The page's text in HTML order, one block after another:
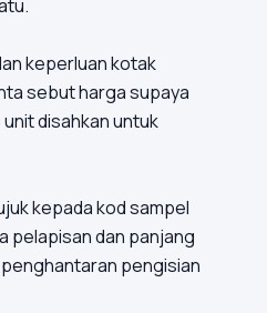
keperluan kotak
sebut harga supaya
disahkan untuk
kepada kod sampel
pelapisan dan panjang
pengisian